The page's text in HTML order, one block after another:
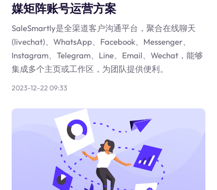
媒矩阵账号运营方案
SaleSmartly是全渠道客户沟通平台，聚合在线聊天
(livechat)、WhatsApp、Facebook、Messenger、
Instagram、Telegram、Line、Email、Wechat，能够
集成多个主页或工作区，为团队提供便利。
2023-12-22 09:33